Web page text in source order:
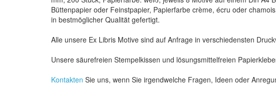
Büttenpapier oder Feinstpapier, Papierfarbe crème, écru oder
in bestmöglicher Qualität gefertigt.
Alle unsere Ex Libris Motive sind auf Anfrage in verschiedensten
Unsere säurefreien Stempelkissen und lösungsmittelfreien
Kontakten Sie uns, wenn Sie irgendwelche Fragen, Ideen oder